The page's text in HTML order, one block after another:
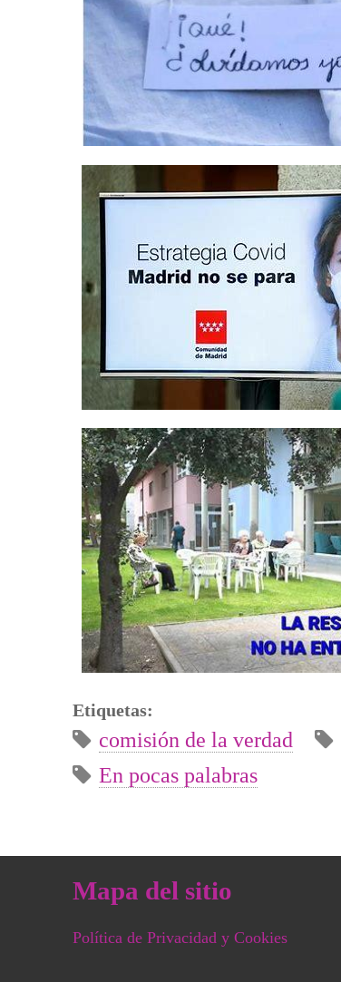
Etiquetas:
comisión de la verdad
En pocas palabras
Mapa del sitio
Política de Privacidad y Cookies